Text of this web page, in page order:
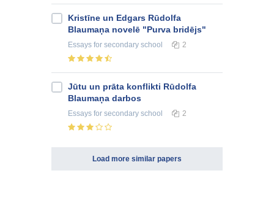
Kristīne un Edgars Rūdolfa
Blaumaņa novelē "Purva bridējs"
Essays for secondary school 2
Jūtu un prāta konflikti Rūdolfa
Blaumaņa darbos
Essays for secondary school 2
Load more similar papers